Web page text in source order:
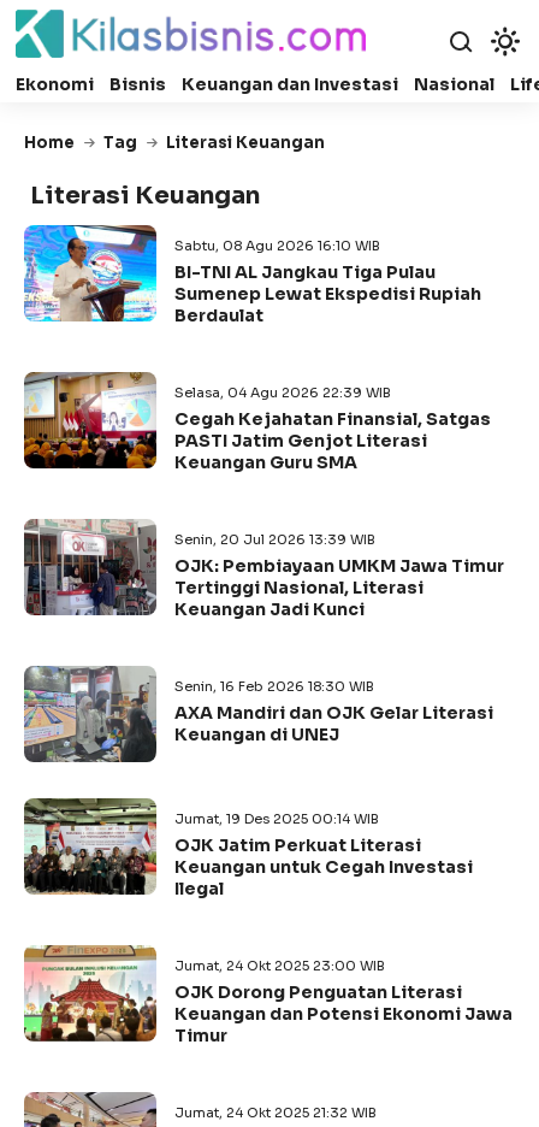
Ekonomi Bisnis Keuangan dan Investasi Nasional
Home Tag Literasi Keuangan
Literasi Keuangan
Sabtu, 08 Agu 2026 16:10 WIB
BI-TNI AL Jangkau Tiga Pulau
Sumenep Lewat Ekspedisi Rupiah
Berdaulat
Selasa, 04 Agu 2026 22:39 WIB
Cegah Kejahatan Finansial, Satgas
PASTI Jatim Genjot Literasi
Keuangan Guru SMA
Senin, 20 Jul 2026 13:39 WIB
OJK: Pembiayaan UMKM Jawa Timur
Tertinggi Nasional, Literasi
Keuangan Jadi Kunci
Senin, 16 Feb 2026 18:30 WIB
AXA Mandiri dan OJK Gelar Literasi
Keuangan di UNEJ
Jumat, 19 Des 2025 00:14 WIB
OJK Jatim Perkuat Literasi
Keuangan untuk Cegah Investasi
Ilegal
Jumat, 24 Okt 2025 23:00 WIB
OJK Dorong Penguatan Literasi
Keuangan dan Potensi Ekonomi Jawa
Timur
Jumat, 24 Okt 2025 21:32 WIB